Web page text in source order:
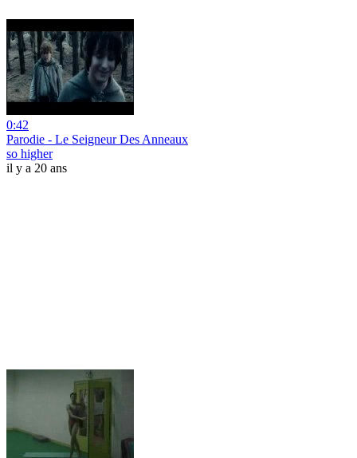
0:42
Parodie - Le Seigneur Des Anneaux
so higher
il y a 20 ans